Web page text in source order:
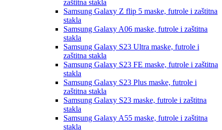
zaštitna stakla
Samsung Galaxy Z flip 5 maske, futrole i zaštitna
stakla
Samsung Galaxy A06 maske, futrole i zaštitna
stakla
Samsung Galaxy S23 Ultra maske, futrole i
zaštitna stakla
Samsung Galaxy S23 FE maske, futrole i zaštitna
stakla
Samsung Galaxy S23 Plus maske, futrole i
zaštitna stakla
Samsung Galaxy S23 maske, futrole i zaštitna
stakla
Samsung Galaxy A55 maske, futrole i zaštitna
stakla